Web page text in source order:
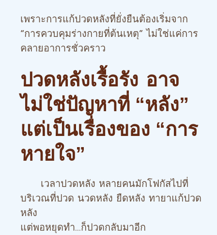
เพราะการแก้ปวดหลังที่ยั่งยืนต้องเริ่มจาก
“การควบคุมร่างกายที่ต้นเหตุ” ไม่ใช่แค่การ
คลายอาการชั่วคราว
ปวดหลังเรื้อรัง อาจ
ไม่ใช่ปัญหาที่ “หลัง”
แต่เป็นเรื่องของ “การ
หายใจ”
เวลาปวดหลัง หลายคนมักโฟกัสไปที่
บริเวณที่ปวด นวดหลัง ยืดหลัง ทายาแก้ปวด
หลัง
แต่พอหยุดทำ…ก็ปวดกลับมาอีก